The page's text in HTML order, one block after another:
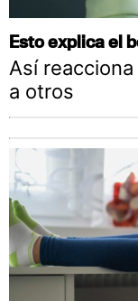
Esto explica el
Así
a otros